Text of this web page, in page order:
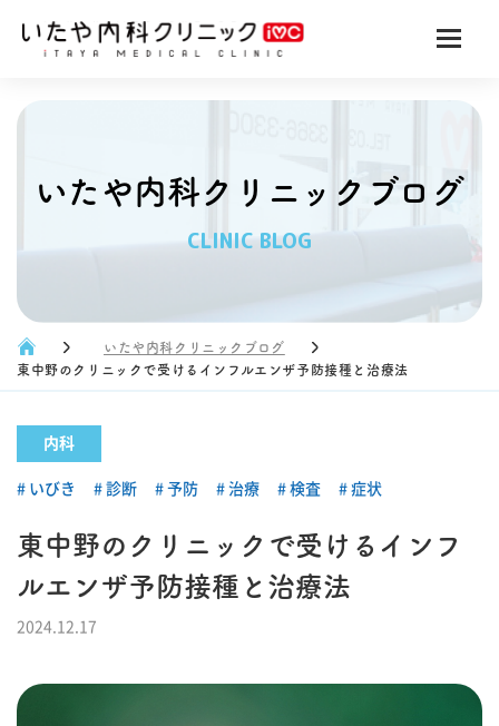
いたや内科クリニックブログ
CLINIC BLOG
いたや内科クリニックブログ
東中野のクリニックで受けるインフルエンザ予防接種と治療法
内科
いびき 診断 予防 治療 検査 症状
東中野のクリニックで受けるインフ
ルエンザ予防接種と治療法
2024.12.17